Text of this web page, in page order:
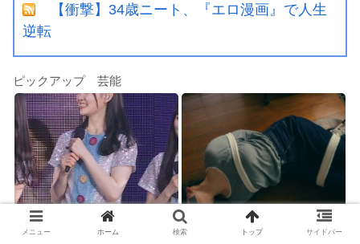
【衝撃】34歳ニート、『エロ漫画』で人生
逆転
ピックアップ 芸能
五百城茉央、太ももが性的すぎ
【画像】吉川愛さん(26)、縛ら
メニュー ホーム 検索 トップ サイドバー